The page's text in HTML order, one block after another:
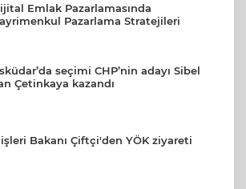
Emlak Pazarlamasında
Pazarlama Stratejileri
seçimi CHP’nin adayı Sibel
Çetinkaya kazandı
Bakanı Çiftçi'den YÖK ziyareti